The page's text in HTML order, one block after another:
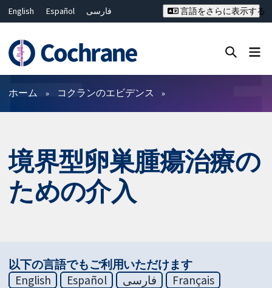
English Español
فارسی
Deutsch
Bahasa Malaysia
ไทย
繁體中文
简体中文
言語をさらに表示する
フィルター
ホーム コクランのエビデンス
境界型卵巣腫瘍治療の
ための介入
以下の言語でもご利用いただけます
English
Español فارسی
Français